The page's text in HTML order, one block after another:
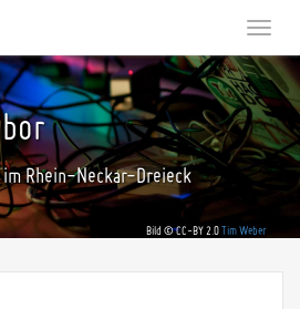
Rhein-Neckar-Dreieck
Bild © CC-BY 2.0 Tim Weber